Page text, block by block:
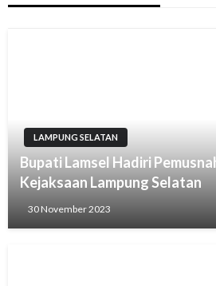
LAMPUNG SELATAN
Bupati Lamsel Hadiri
Kejaksaan Lampung Selatan
30 November 2023